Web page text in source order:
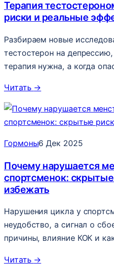
Терапия
риски и реальные
Разбираем новые
тестостерон на
терапия нужна, а когда
Читать →
Гормоны6 Дек 2025
Почему нарушается
спортсменок: скрытые
избежать
Нарушения цикла у
неудобство, а сигнал о
причины, влияние КОК и
Читать →